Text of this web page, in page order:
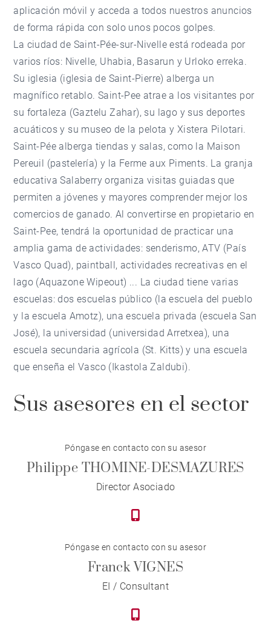
aplicación móvil y acceda a todos nuestros anuncios
de forma rápida con solo unos pocos golpes.
La ciudad de Saint-Pée-sur-Nivelle está rodeada por
varios ríos: Nivelle, Uhabia, Basarun y Urloko erreka.
Su iglesia (iglesia de Saint-Pierre) alberga un
magnífico retablo. Saint-Pee atrae a los visitantes por
su fortaleza (Gaztelu Zahar), su lago y sus deportes
acuáticos y su museo de la pelota y Xistera Pilotari.
Saint-Pée ​​alberga tiendas y salas, como la Maison
Pereuil (pastelería) y la Ferme aux Piments. La granja
educativa Salaberry organiza visitas guiadas que
permiten a jóvenes y mayores comprender mejor los
comercios de ganado. Al convertirse en propietario en
Saint-Pee, tendrá la oportunidad de practicar una
amplia gama de actividades: senderismo, ATV (País
Vasco Quad), paintball, actividades recreativas en el
lago (Aquazone Wipeout) ... La ciudad tiene varias
escuelas: dos escuelas público (la escuela del pueblo
y la escuela Amotz), una escuela privada (escuela San
José), la universidad (universidad Arretxea), una
escuela secundaria agrícola (St. Kitts) y una escuela
que enseña el Vasco (Ikastola Zaldubi).
Sus asesores en el sector
Póngase en contacto con su asesor
Philippe THOMINE-DESMAZURES
Director Asociado
Póngase en contacto con su asesor
Franck VIGNES
EI / Consultant